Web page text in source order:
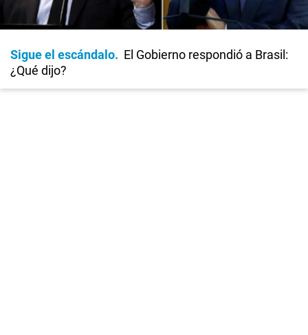
Sigue el escándalo
El Gobierno respondió a Brasil:
¿Qué dijo?